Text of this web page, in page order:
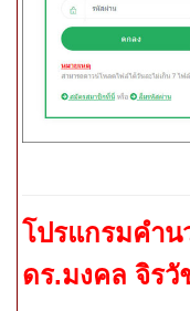
โปรแกรมคำ
ดร.มงคล จิรวั